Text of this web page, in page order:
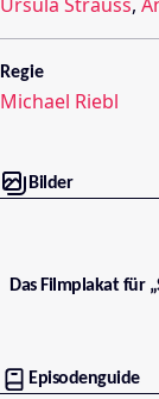
Regie
Michael Riebl
Bilder
Das Filmplakat für
Episodenguide